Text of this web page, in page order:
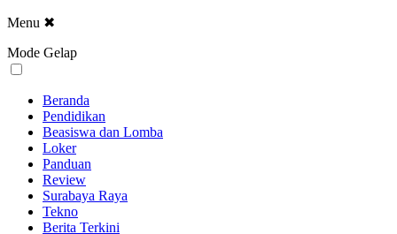
Menu ✖
Mode Gelap
Beranda
Pendidikan
Beasiswa dan Lomba
Loker
Panduan
Review
Surabaya Raya
Tekno
Berita Terkini